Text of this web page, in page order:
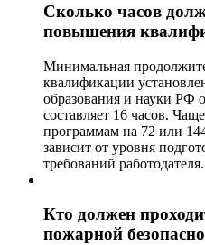
Сколько часов
повышения
Минимальная
квалификации
образования и науки РФ
составляет 16 часов.
программам на 72 или
зависит от уровня
требований работодателя.
Кто должен
пожарной